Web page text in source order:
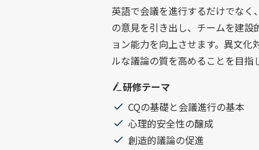
英語で会議を進行するだけでな
の意見を引き出し、チームを建
ョン能力を向上させます。異文化
ルな議論の質を高めることを目指
研修テーマ
CQの基礎と会議進行の基本
心理的安全性の醸成
創造的議論の促進